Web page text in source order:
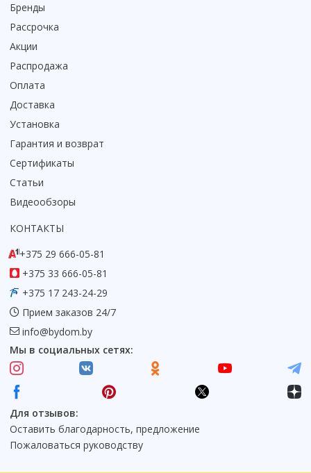
Бренды
Рассрочка
Акции
Распродажа
Оплата
Доставка
Установка
Гарантия и возврат
Сертификаты
Статьи
Видеообзоры
КОНТАКТЫ
+375 29 666-05-81
+375 33 666-05-81
+375 17 243-24-29
Прием заказов 24/7
info@bydom.by
Мы в социальных сетях:
Для отзывов:
Оставить благодарность, предложение
Пожаловаться руководству